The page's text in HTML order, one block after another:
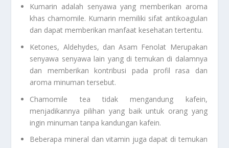
Kumarin adalah senyawa yang memberikan aroma
khas chamomile. Kumarin memiliki sifat antikoagulan
dan dapat memberikan manfaat kesehatan tertentu.
Ketones, Aldehydes, dan Asam Fenolat Merupakan
senyawa senyawa lain yang di temukan di dalamnya
dan memberikan kontribusi pada profil rasa dan
aroma minuman tersebut.
Chamomile tea tidak mengandung kafein,
menjadikannya pilihan yang baik untuk orang yang
ingin minuman tanpa kandungan kafein.
Beberapa mineral dan vitamin juga dapat di temukan